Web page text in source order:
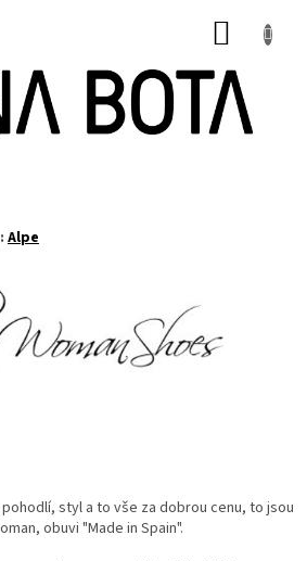
Alpe
styl a to vše za dobrou cenu, to jsou
obuvi "Made in Spain".